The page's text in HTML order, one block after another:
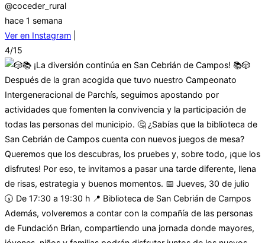
@coceder_rural
hace 1 semana
Ver en Instagram
4/15